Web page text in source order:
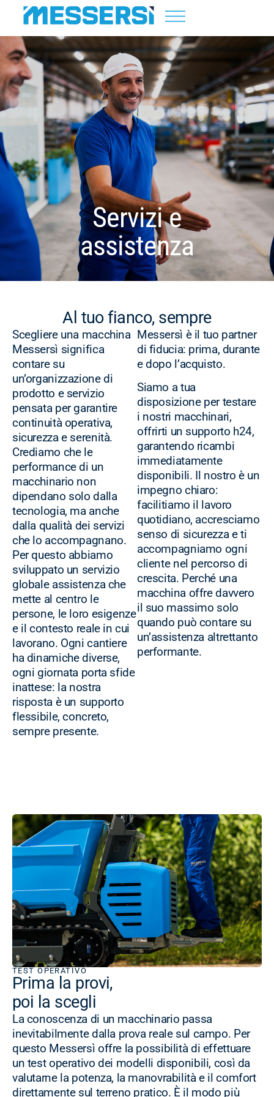
Servizi e
assistenza
Al tuo fianco, sempre
Scegliere una macchina
Messersì significa
contare su
un’organizzazione di
prodotto e servizio
pensata per garantire
continuità operativa,
sicurezza e serenità.
Crediamo che le
performance di un
macchinario non
dipendano solo dalla
tecnologia, ma anche
dalla qualità dei servizi
che lo accompagnano.
Per questo abbiamo
sviluppato un servizio
globale assistenza che
mette al centro le
persone, le loro esigenze
e il contesto reale in cui
lavorano. Ogni cantiere
ha dinamiche diverse,
ogni giornata porta sfide
inattese: la nostra
risposta è un supporto
flessibile, concreto,
sempre presente.
Messersì è il tuo partner
di fiducia: prima, durante
e dopo l’acquisto.
Siamo a tua
disposizione per testare
i nostri macchinari,
offrirti un supporto h24,
garantendo ricambi
immediatamente
disponibili. Il nostro è un
impegno chiaro:
facilitiamo il lavoro
quotidiano, accresciamo
senso di sicurezza e ti
accompagniamo ogni
cliente nel percorso di
crescita. Perché una
macchina offre davvero
il suo massimo solo
quando può contare su
un’assistenza altrettanto
performante.
TEST OPERATIVO
Prima la provi,
poi la scegli
La conoscenza di un macchinario passa
inevitabilmente dalla prova reale sul campo. Per
questo Messersì offre la possibilità di effettuare
un test operativo dei modelli disponibili, così da
valutarne la potenza, la manovrabilità e il comfort
direttamente sul terreno pratico. È il modo più